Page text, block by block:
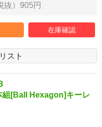
抜）905円
在庫確認
スト
組[Ball Hexagon]キーレ